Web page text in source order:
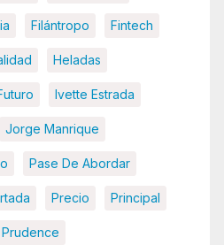
Filántropo Fintech
Heladas
Ivette Estrada
Jorge Manrique
Pase De Abordar
Precio Principal
Prudence